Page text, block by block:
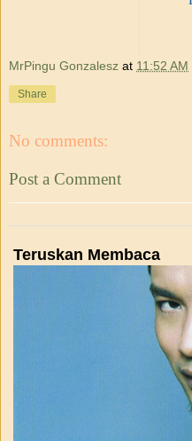
MrPingu Gonzalesz at 11:52 AM
Share
No comments:
Post a Comment
Teruskan Membaca